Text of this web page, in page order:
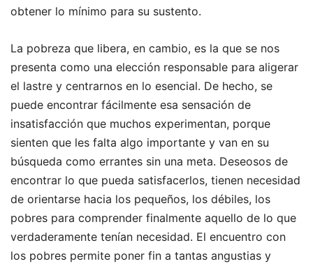
obtener lo mínimo para su sustento.
La pobreza que libera, en cambio, es la que se nos
presenta como una elección responsable para aligerar
el lastre y centrarnos en lo esencial. De hecho, se
puede encontrar fácilmente esa sensación de
insatisfacción que muchos experimentan, porque
sienten que les falta algo importante y van en su
búsqueda como errantes sin una meta. Deseosos de
encontrar lo que pueda satisfacerlos, tienen necesidad
de orientarse hacia los pequeños, los débiles, los
pobres para comprender finalmente aquello de lo que
verdaderamente tenían necesidad. El encuentro con
los pobres permite poner fin a tantas angustias y